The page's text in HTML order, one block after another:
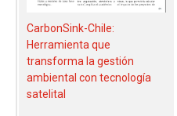
CarbonSink-Chile:
Herramienta que
transforma la gestión
ambiental con tecnología
satelital